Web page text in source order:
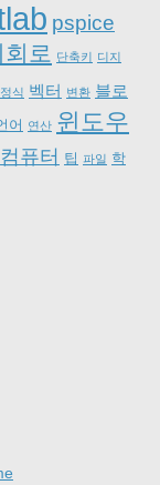
pspice
로 단축키 디지
식 벡터 변환 블로
어 연산 윈도우
컴퓨터 팁 파일 학